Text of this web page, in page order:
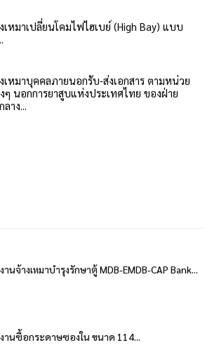
เหมาเปลี่ยนโคมไฟไฮเบย์ (High Bay) แบบ
เหมาบุคคลภายนอกรับ-ส่งเอกสาร ตามหน่วย
ๆ นอกการยาสูบแห่งประเทศไทย ของฝ่าย
ลาง...
งานจ้างเหมาบำรุงรักษาตู้ MDB-EMDB-CAP Bank...
งานซื้อกระดาษซองใน ขนาด 114...